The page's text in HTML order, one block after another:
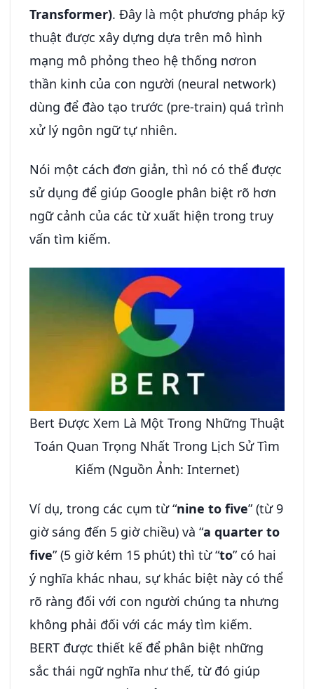
Transformer). Đây là một phương pháp kỹ
thuật được xây dựng dựa trên mô hình
mạng mô phỏng theo hệ thống nơron
thần kinh của con người (neural network)
dùng để đào tạo trước (pre-train) quá trình
xử lý ngôn ngữ tự nhiên.
Nói một cách đơn giản, thì nó có thể được
sử dụng để giúp Google phân biệt rõ hơn
ngữ cảnh của các từ xuất hiện trong truy
vấn tìm kiếm.
Bert Được Xem Là Một Trong Những Thuật
Toán Quan Trọng Nhất Trong Lịch Sử Tìm
Kiếm (Nguồn Ảnh: Internet)
Ví dụ, trong các cụm từ “nine to five” (từ 9
giờ sáng đến 5 giờ chiều) và “a quarter to
five” (5 giờ kém 15 phút) thì từ “to” có hai
ý nghĩa khác nhau, sự khác biệt này có thể
rõ ràng đối với con người chúng ta nhưng
không phải đối với các máy tìm kiếm.
BERT được thiết kế để phân biệt những
sắc thái ngữ nghĩa như thế, từ đó giúp